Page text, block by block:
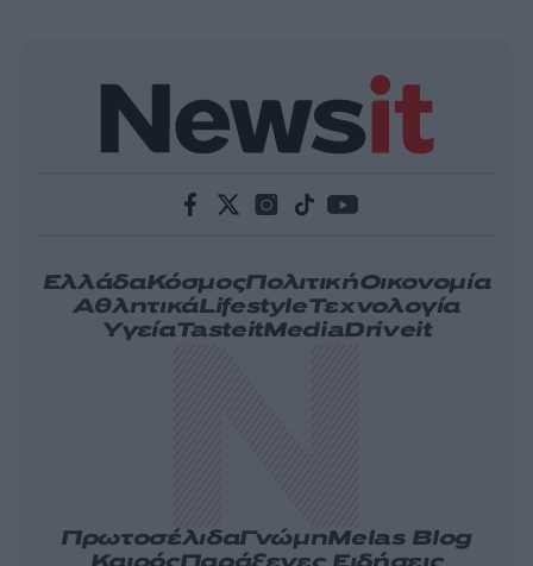
ΕλλάδαΚόσμοςΠολιτικήΟικονομία
ΑθλητικάLifestyleΤεχνολογία
ΥγείαTasteitMediaDriveit
ΠρωτοσέλιδαΓνώμηMelas Blog